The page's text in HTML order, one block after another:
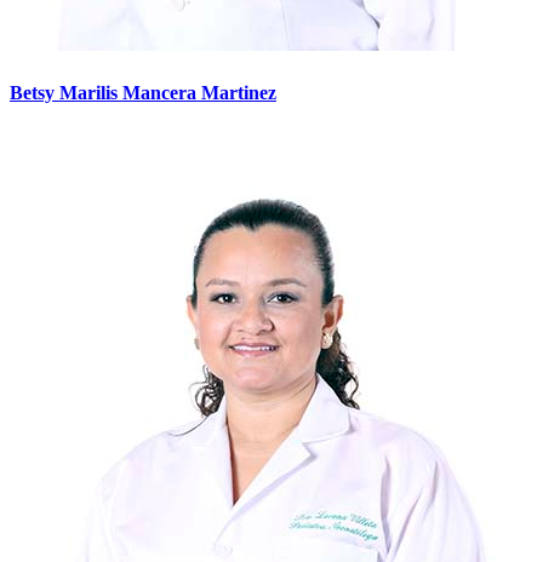
Betsy Marilis Mancera Martinez